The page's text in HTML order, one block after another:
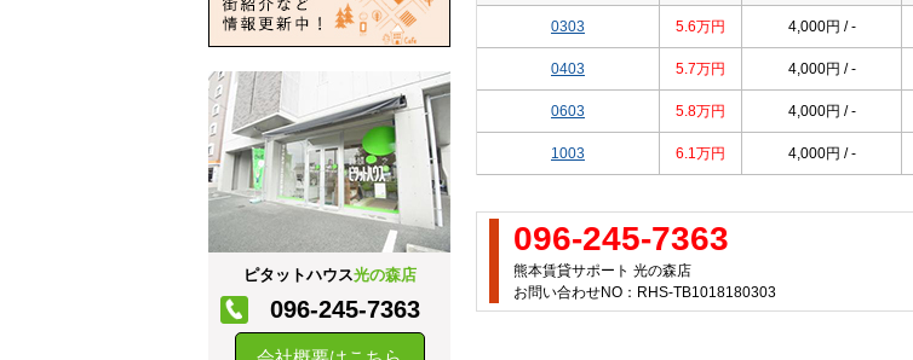
0303 5.6万円 4,000円 / -
0403 5.7万円 4,000円 / -
0603 5.8万円 4,000円 / -
1003 6.1万円 4,000円 / -
096-245-7363
熊本賃貸サポート 光の森店
お問い合わせNO：RHS-TB1018180303
ピタットハウス光の森店
096-245-7363